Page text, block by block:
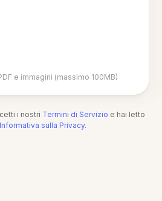
e immagini (massimo 100MB)
i nostri Termini di Servizio e hai letto
Informativa sulla Privacy.